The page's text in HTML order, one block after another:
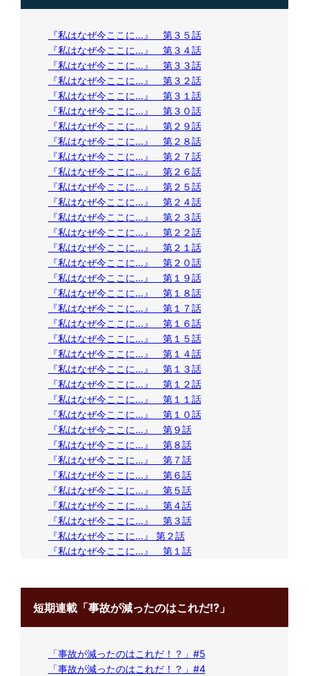
『私はなぜ今ここに…』 第３５話
『私はなぜ今ここに…』 第３４話
『私はなぜ今ここに…』 第３３話
『私はなぜ今ここに…』 第３２話
『私はなぜ今ここに…』 第３１話
『私はなぜ今ここに…』 第３０話
『私はなぜ今ここに…』 第２９話
『私はなぜ今ここに…』 第２８話
『私はなぜ今ここに…』 第２７話
『私はなぜ今ここに…』 第２６話
『私はなぜ今ここに…』 第２５話
『私はなぜ今ここに…』 第２４話
『私はなぜ今ここに…』 第２３話
『私はなぜ今ここに…』 第２２話
『私はなぜ今ここに…』 第２１話
『私はなぜ今ここに…』 第２０話
『私はなぜ今ここに…』 第１９話
『私はなぜ今ここに…』 第１８話
『私はなぜ今ここに…』 第１７話
『私はなぜ今ここに…』 第１６話
『私はなぜ今ここに…』 第１５話
『私はなぜ今ここに…』 第１４話
『私はなぜ今ここに…』 第１３話
『私はなぜ今ここに…』 第１２話
『私はなぜ今ここに…』 第１１話
『私はなぜ今ここに…』 第１０話
『私はなぜ今ここに…』 第９話
『私はなぜ今ここに…』 第８話
『私はなぜ今ここに…』 第７話
『私はなぜ今ここに…』 第６話
『私はなぜ今ここに…』 第５話
『私はなぜ今ここに…』 第４話
『私はなぜ今ここに…』 第３話
『私はなぜ今ここに…』 第２話
『私はなぜ今ここに…』 第１話
短期連載「事故が減ったのはこれだ!?」
「事故が減ったのはこれだ！？」#5
「事故が減ったのはこれだ！？」#4